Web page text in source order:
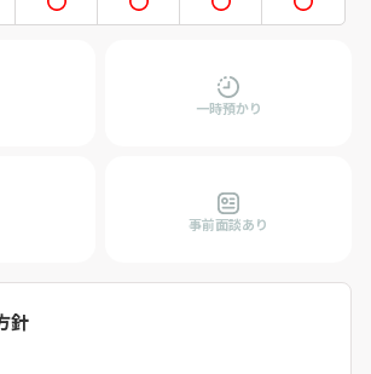
一時預かり
事前面談あり
針